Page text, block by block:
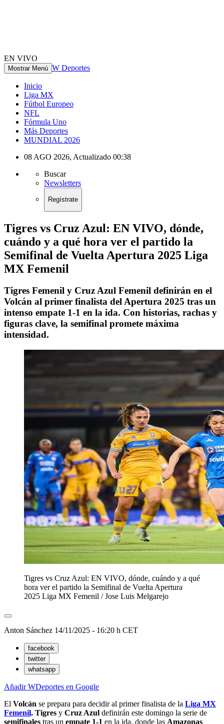
EN VIVO
Mostrar Menú W Deportes
Inicio
Liga MX
Fútbol Europeo
NFL
Fórmula Uno
Más Deportes
MUNDIAL 2026
08 AGO 2026, Actualizado 00:38
Buscar
Newsletters
Regístrate
Tigres vs Cruz Azul: EN VIVO, dónde,
cuándo y a qué hora ver el partido la
Semifinal de Vuelta Apertura 2025 Liga
MX Femenil
Tigres Femenil y Cruz Azul Femenil definirán en el
Volcán al primer finalista del Apertura 2025 tras un
intenso empate 1-1 en la ida. Con historias, rachas y
figuras clave, la semifinal promete máxima
intensidad.
Tigres vs Cruz Azul: EN VIVO, dónde, cuándo y a qué
hora ver el partido la Semifinal de Vuelta Apertura
2025 Liga MX Femenil /Jose Luis Melgarejo
Anton Sánchez 14/11/2025 - 16:20 h CET
facebook
twitter
whatsapp
Añadir WDeportes en Google
El Volcán se prepara para decidir al primer finalista de la Liga MX
Femenil. Tigres y Cruz Azul definirán este domingo la serie de
semifinales tras un empate 1-1 en la ida, donde las Amazonas